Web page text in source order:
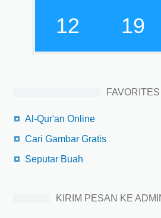
12 19
FAVORITES
Al-Qur'an Online
Cari Gambar Gratis
Seputar Buah
KIRIM PESAN KE